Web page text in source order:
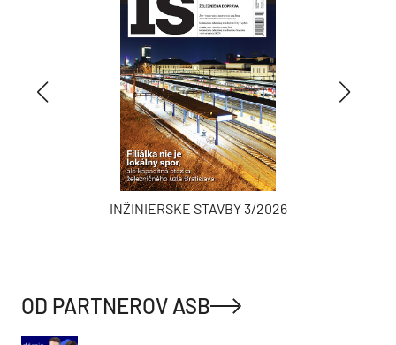
INŽINIERSKE STAVBY 3/2026
OD PARTNEROV ASB